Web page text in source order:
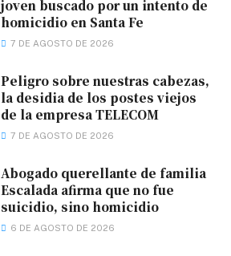
joven buscado por un intento de
homicidio en Santa Fe
7 DE AGOSTO DE 2026
Peligro sobre nuestras cabezas,
la desidia de los postes viejos
de la empresa TELECOM
7 DE AGOSTO DE 2026
Abogado querellante de familia
Escalada afirma que no fue
suicidio, sino homicidio
6 DE AGOSTO DE 2026